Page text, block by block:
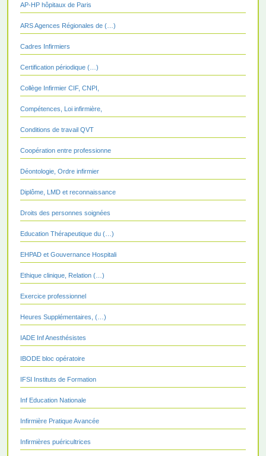
AP-HP hôpitaux de Paris
ARS Agences Régionales de (…)
Cadres Infirmiers
Certification périodique (…)
Collège Infirmier CIF, CNPI,
Compétences, Loi infirmière,
Conditions de travail QVT
Coopération entre professionne
Déontologie, Ordre infirmier
Diplôme, LMD et reconnaissance
Droits des personnes soignées
Education Thérapeutique du (…)
EHPAD et Gouvernance Hospitali
Ethique clinique, Relation (…)
Exercice professionnel
Heures Supplémentaires, (…)
IADE Inf Anesthésistes
IBODE bloc opératoire
IFSI Instituts de Formation
Inf Education Nationale
Infirmière Pratique Avancée
Infirmières puéricultrices